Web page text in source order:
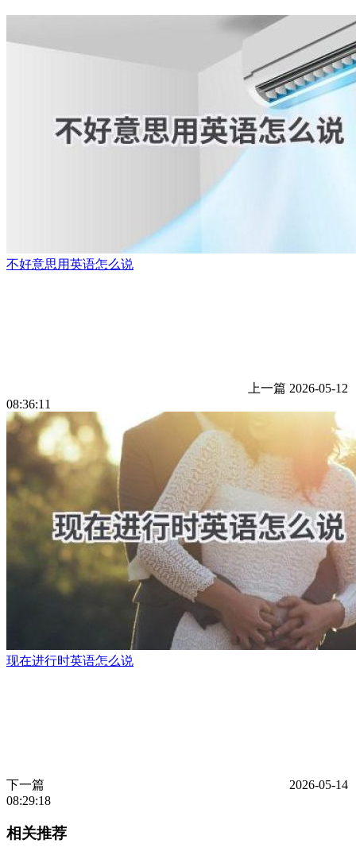
不好意思用英语怎么说
上一篇 2026-05-12
08:36:11
现在进行时英语怎么说
下一篇
2026-05-14
08:29:18
相关推荐